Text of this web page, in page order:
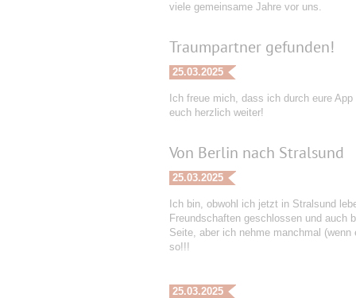
viele gemeinsame Jahre vor uns.
Traumpartner gefunden!
25.03.2025
Ich freue mich, dass ich durch eure
euch herzlich weiter!
Von Berlin nach Stralsund
25.03.2025
Ich bin, obwohl ich jetzt in Stralsund
Freundschaften geschlossen und auch
Seite, aber ich nehme manchmal
so!!!
25.03.2025